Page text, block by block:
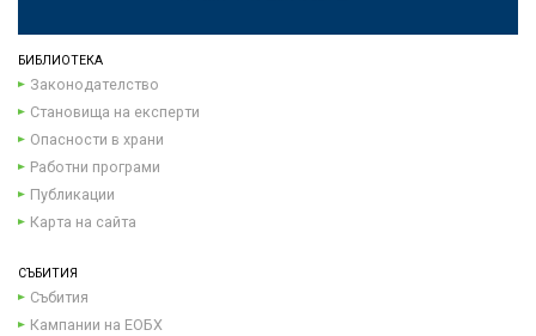
БИБЛИОТЕКА
Законодателство
Становища на експерти
Опасности в храни
Работни програми
Публикации
Карта на сайта
СЪБИТИЯ
Събития
Кампании на ЕОБХ